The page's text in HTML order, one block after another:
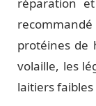
réparation
protéines de
volaille, les
laitiers